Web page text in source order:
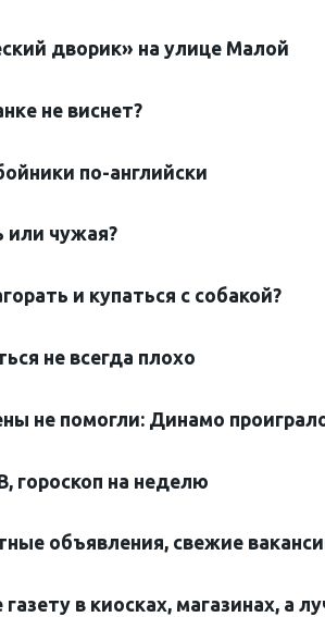
дворик» на улице Малой
не виснет?
по-английски
или чужая?
и купаться с собакой?
не всегда плохо
не помогли: Динамо
гороскоп на неделю
объявления, свежие
в киосках, магазинах, а